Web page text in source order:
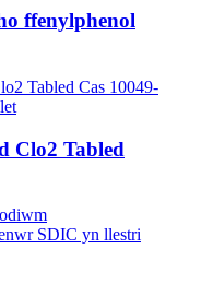
ffenylphenol
Clo2 Tabled